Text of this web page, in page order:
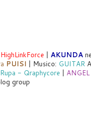
| AKUNDA
PUISI | Musico: GUITAR
- Qraphycore |
group